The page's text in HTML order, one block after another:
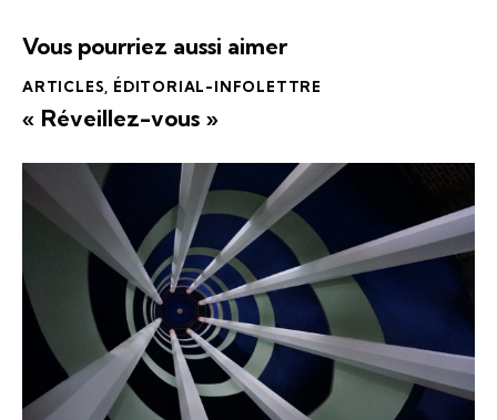
Vous pourriez aussi aimer
ARTICLES ÉDITORIAL-INFOLETTRE
« Réveillez-vous »